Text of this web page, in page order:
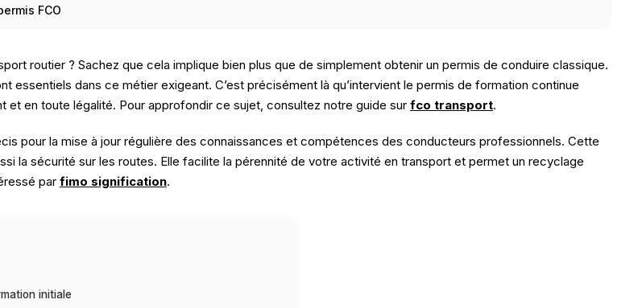
FCO
routier ? Sachez que cela implique bien plus que de simplement obtenir un permis de conduire classique.
dans ce métier exigeant. C’est précisément là qu’intervient le permis de formation continue
en toute légalité. Pour approfondir ce sujet, consultez notre guide sur fco transport.
pour la mise à jour régulière des connaissances et compétences des conducteurs professionnels. Cette
la sécurité sur les routes. Elle facilite la pérennité de votre activité en transport et permet un recyclage
par fimo signification.
initiale